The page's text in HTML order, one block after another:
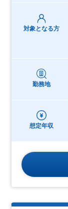
対象となる方
勤務地
想定年収